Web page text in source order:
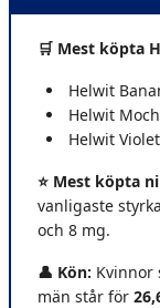
🛒 Mest köpta
Helwit
Helwit
Helwit Violet
⭐ Mest köpta
vanligaste
och 8 mg.
👤 Kön: Kvinnor
män står för